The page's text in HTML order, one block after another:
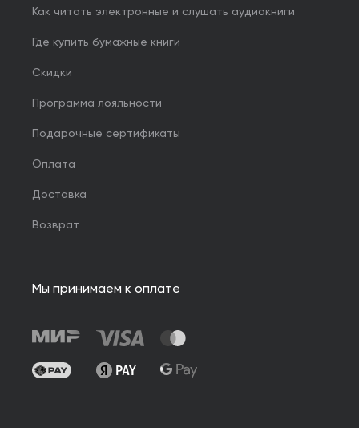
Как читать электронные и слушать аудиокниги
Где купить бумажные книги
Скидки
Программа лояльности
Подарочные сертификаты
Оплата
Доставка
Возврат
Мы принимаем к оплате